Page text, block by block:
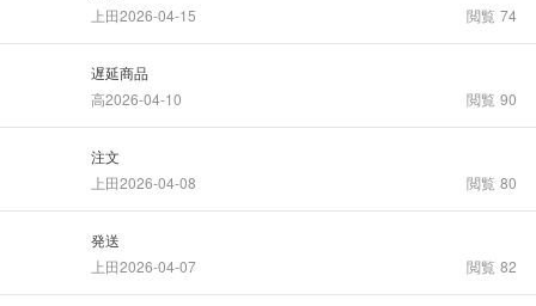
上田2026-04-15 閲覧 74
遅延商品
高2026-04-10 閲覧 90
注文
上田2026-04-08 閲覧 80
発送
上田2026-04-07 閲覧 82